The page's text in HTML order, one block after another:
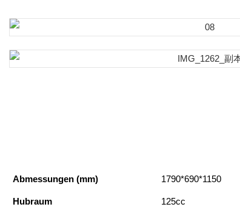
Abmessungen (mm) 1790*690*1150
Hubraum 125cc